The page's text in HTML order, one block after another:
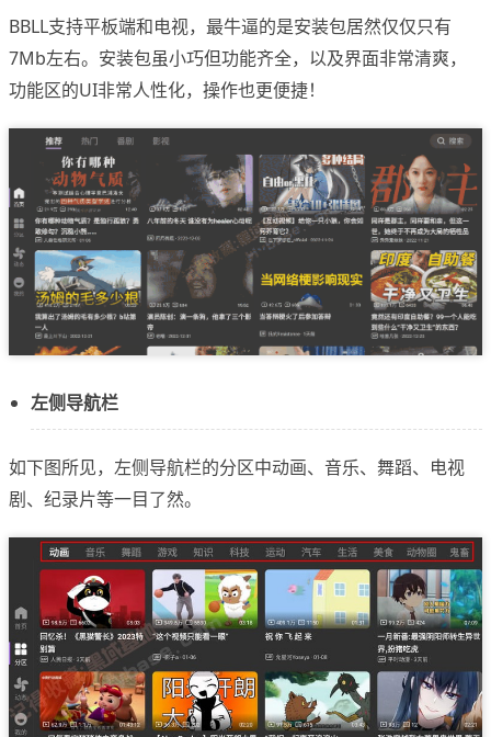
BBLL支持平板端和电视，最牛逼的是安装包居然仅仅只有
7Mb左右。安装包虽小巧但功能齐全，以及界面非常清爽，
功能区的UI非常人性化，操作也更便捷！
左侧导航栏
如下图所见，左侧导航栏的分区中动画、音乐、舞蹈、电视
剧、纪录片等一目了然。